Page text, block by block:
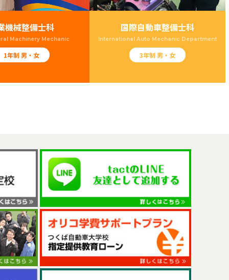
機械整備士科
Machinery Mechanic
1年制 男・女
国際自動車整備士科
International Auto Mechanic Department
3年制 男・女